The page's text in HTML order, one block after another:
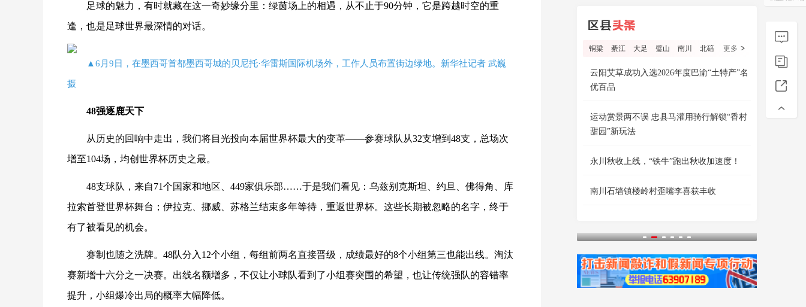
足球的魅力，有时就藏在这一奇妙缘分里：绿茵场上的相遇，从不止于90分钟，它是跨越时空的重
逢，也是足球世界最深情的对话。
▲6月9日，在墨西哥首都墨西哥城的贝尼托·华雷斯国际机场外，工作人员布置街边绿地。新华社记者 武巍
摄
48强逐鹿天下
从历史的回响中走出，我们将目光投向本届世界杯最大的变革——参赛球队从32支增到48支，总场次
增至104场，均创世界杯历史之最。
48支球队，来自71个国家和地区、449家俱乐部……于是我们看见：乌兹别克斯坦、约旦、佛得角、库
拉索首登世界杯舞台；伊拉克、挪威、苏格兰结束多年等待，重返世界杯。这些长期被忽略的名字，终于
有了被看见的机会。
赛制也随之洗牌。48队分入12个小组，每组前两名直接晋级，成绩最好的8个小组第三也能出线。淘汰
赛新增十六分之一决赛。出线名额增多，不仅让小球队看到了小组赛突围的希望，也让传统强队的容错率
提升，小组爆冷出局的概率大幅降低。
铜梁 綦江 大足 璧山 南川 北碚 更多
云阳艾草成功入选2026年度巴渝“土特产”名
优百品
运动赏景两不误 忠县马灌用骑行解锁“香村
甜园”新玩法
永川秋收上线，“铁牛”跑出秋收加速度！
南川石墙镇楼岭村歪嘴李喜获丰收